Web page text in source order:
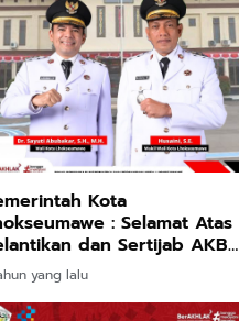
Kota
: Selamat Atas
dan Sertijab AKBP
Ahzan, S.H., S.I.K., M.S.M.,
yang lalu